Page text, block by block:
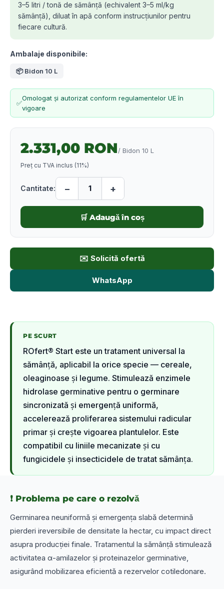
3–5 litri / tonă de sămânță (echivalent 3–5 ml/kg
sămânță), diluat în apă conform instrucțiunilor pentru
fiecare cultură.
Ambalaje disponibile:
📦Bidon 10 L
✅
Omologat și autorizat conform regulamentelor UE în
vigoare
2.331,00 RON/ Bidon 10 L
Preț cu TVA inclus (11%)
Cantitate: − 1 +
🛒 Adaugă în coș
✉️ Solicită ofertă
WhatsApp
PE SCURT
ROfert® Start este un tratament universal la
sămânță, aplicabil la orice specie — cereale,
oleaginoase și legume. Stimulează enzimele
hidrolase germinative pentru o germinare
sincronizată și emergență uniformă,
accelerează proliferarea sistemului radicular
primar și crește vigoarea plantulelor. Este
compatibil cu liniile mecanizate și cu
fungicidele și insecticidele de tratat sămânța.
❗ Problema pe care o rezolvă
Germinarea neuniformă și emergența slabă determină
pierderi ireversibile de densitate la hectar, cu impact direct
asupra producției finale. Tratamentul la sămânță stimulează
activitatea α-amilazelor și proteinazelor germinative,
asigurând mobilizarea eficientă a rezervelor cotiledonare.